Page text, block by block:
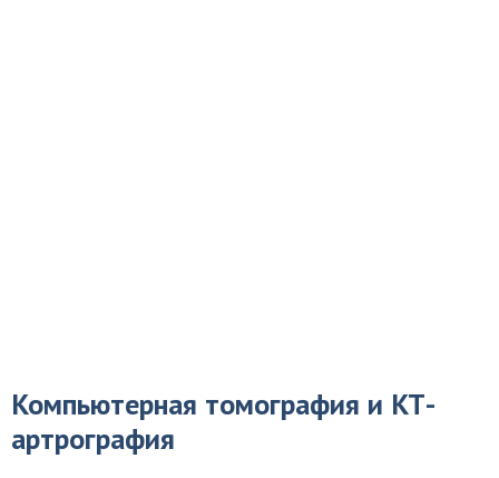
Компьютерная томография и КТ-
артрография